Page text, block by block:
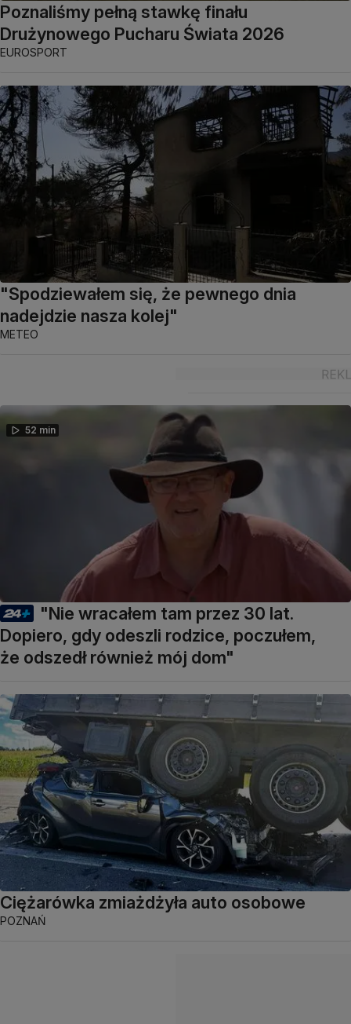
Poznaliśmy pełną stawkę finału
Drużynowego Pucharu Świata 2026
EUROSPORT
"Spodziewałem się, że pewnego dnia
nadejdzie nasza kolej"
METEO
52 min
"Nie wracałem tam przez 30 lat.
Dopiero, gdy odeszli rodzice, poczułem,
że odszedł również mój dom"
Ciężarówka zmiażdżyła auto osobowe
POZNAŃ